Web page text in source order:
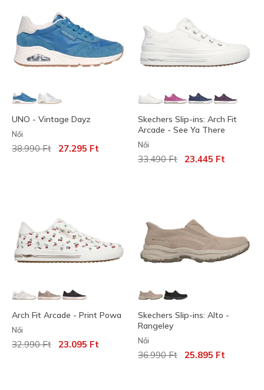
UNO - Vintage Dayz
Női
Az ár a következőhöz képest csökkent:
38.990 Ft címzett:
27.295 Ft
Skechers Slip-ins: Arch Fit
Arcade - See Ya There
Női
Az ár a következőhöz képest
33.490 Ft címzett:
23.445 Ft
Arch Fit Arcade - Print Powa
Női
Az ár a következőhöz képest csökkent:
32.990 Ft címzett:
23.095 Ft
Skechers Slip-ins: Alto -
Rangeley
Női
Az ár a következőhöz képest
36.990 Ft címzett:
25.895 Ft